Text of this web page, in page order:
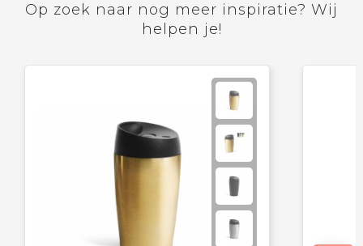
Op zoek naar nog meer inspiratie? Wij
helpen je!